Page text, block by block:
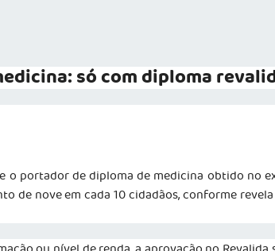
só com diploma
portador de diploma de medicina obtido no
de nove em cada 10 cidadãos, conforme